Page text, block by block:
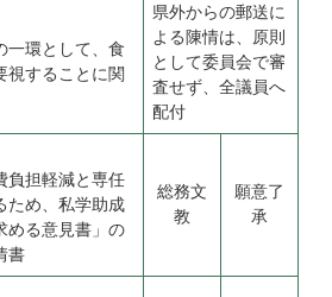
一環として、食
視することに関
県外からの郵送に
よる陳情は、原則
として委員会で審
査せず、全議員へ
配付
負担軽減と専任
ため、私学助成
める意見書」の
書
総務文
教
願意了
承